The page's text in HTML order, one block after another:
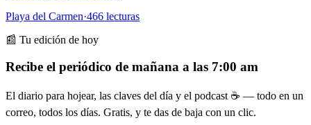
Playa del Carmen·466 lecturas
📰 Tu edición de hoy
Recibe el periódico de mañana a las 7:00 am
El diario para hojear, las claves del día y el podcast ☕ — todo en un
correo, todos los días. Gratis, y te das de baja con un clic.